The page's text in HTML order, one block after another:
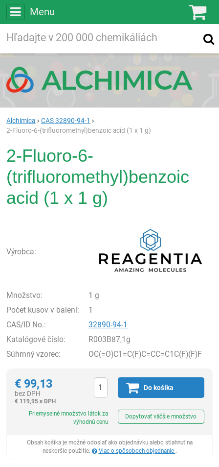
Menu
Vyhľadávanie
Alchimica
CAS 32890-94-1
2-Fluoro-6-(trifluoromethyl)benzoic acid (1 x 1 g)
2-Fluoro-6-
(trifluoromethyl)benzoic
acid (1 x 1 g)
Výrobca:
Množstvo:
1 g
Počet kusov v balení:
1
CAS/ID No.:
32890-94-1
Katalógové číslo:
R003B87,1g
Súhrnný vzorec:
OC(=O)C1=C(F)C=CC=C1C(F)(F)F
€ 99,13
bez DPH
€ 119,95 s DPH
Do košíka
Priemyselné množstvo látok za
výhodnú cenu
Dopytovať väčšie množstvo
Obsah košíka je možné odoslať ako objednávku alebo stiahnuť na
neskoršie použitie.
Viac o spôsoboch objednanie .